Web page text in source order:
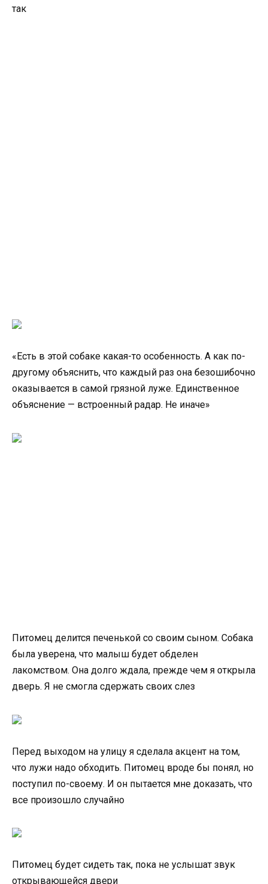
так
«Есть в этой собаке какая-то особенность. А как по-
другому объяснить, что каждый раз она безошибочно
оказывается в самой грязной луже. Единственное
объяснение — встроенный радар. Не иначе»
Питомец делится печенькой со своим сыном. Собака
была уверена, что малыш будет обделен
лакомством. Она долго ждала, прежде чем я открыла
дверь. Я не смогла сдержать своих слез
Перед выходом на улицу я сделала акцент на том,
что лужи надо обходить. Питомец вроде бы понял, но
поступил по-своему. И он пытается мне доказать, что
все произошло случайно
Питомец будет сидеть так, пока не услышат звук
открывающейся двери